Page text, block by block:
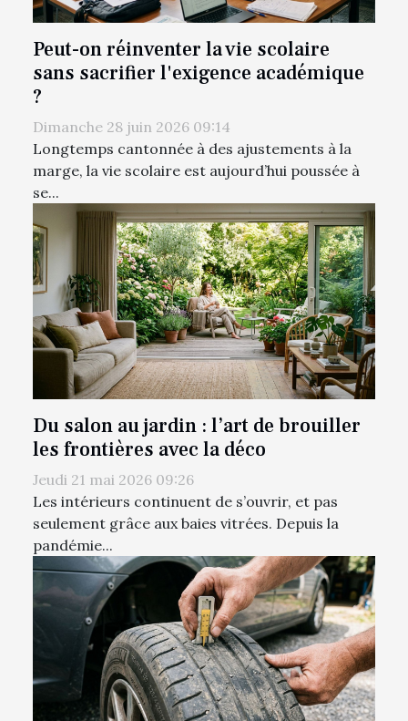
Peut-on réinventer la vie scolaire
sans sacrifier l'exigence académique
?
Dimanche 28 juin 2026 09:14
Longtemps cantonnée à des ajustements à la
marge, la vie scolaire est aujourd’hui poussée à
se...
Du salon au jardin : l’art de brouiller
les frontières avec la déco
Jeudi 21 mai 2026 09:26
Les intérieurs continuent de s’ouvrir, et pas
seulement grâce aux baies vitrées. Depuis la
pandémie...